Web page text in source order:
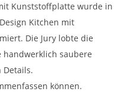
Kunststoffplatte wurde in
Kitchen mit
Die Jury lobte die
saubere
können.